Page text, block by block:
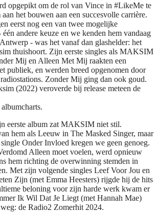
opgepikt om de rol van Vince in #LikeMe te
het bouwen aan een succesvolle carrière.
eerst nog een van twee mogelijke
andere keuze en we kenden hem vandaag
- was het vanaf dan glashelder: het
thuishoort. Zijn eerste singles als MAKSIM
Mij en Alleen Met Mij raakten een
publiek, en werden breed opgenomen door
Zonder Mij ging dan ook goud.
(2022) veroverde bij release meteen de
eerste album zat MAKSIM niet stil.
hem als Leeuw in The Masked Singer, maar
Onder Invloed kregen we geen genoeg.
Alleen moet voelen, werd opnieuw
hem richting de overwinning stemden in
Met zijn volgende singles Leef Voor Jou en
Zijn (met Emma Heesters) rijgde hij de hits
beloning voor zijn harde werk kwam er
Ik Wil Dat Je Liegt (met Hannah Mae)
de Radio2 Zomerhit 2024.